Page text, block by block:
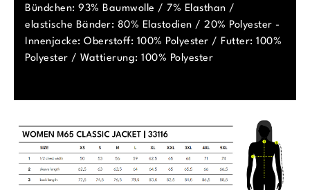
Bündchen: 93% Baumwolle / 7% Elasthan /
elastische Bänder: 80% Elastodien / 20% Polyester -
Innenjacke: Oberstoff: 100% Polyester / Futter: 100%
Polyester / Wattierung: 100% Polyester